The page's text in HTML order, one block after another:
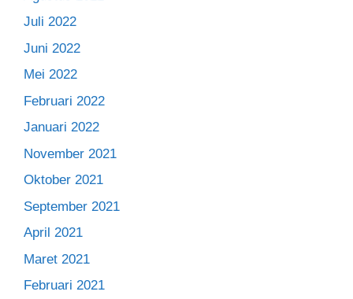
Juli 2022
Juni 2022
Mei 2022
Februari 2022
Januari 2022
November 2021
Oktober 2021
September 2021
April 2021
Maret 2021
Februari 2021